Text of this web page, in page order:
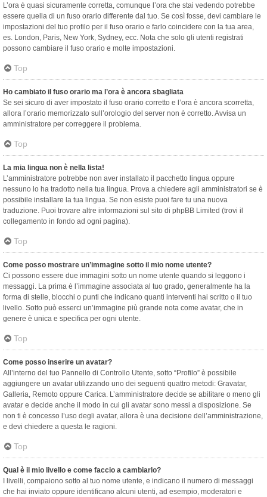
L’ora è quasi sicuramente corretta, comunque l’ora che stai vedendo potrebbe
essere quella di un fuso orario differente dal tuo. Se così fosse, devi cambiare le
impostazioni del tuo profilo per il fuso orario e farlo coincidere con la tua area,
es. London, Paris, New York, Sydney, ecc. Nota che solo gli utenti registrati
possono cambiare il fuso orario e molte impostazioni.
Top
Ho cambiato il fuso orario ma l’ora è ancora sbagliata
Se sei sicuro di aver impostato il fuso orario corretto e l’ora è ancora scorretta,
allora l’orario memorizzato sull’orologio del server non è corretto. Avvisa un
amministratore per correggere il problema.
Top
La mia lingua non è nella lista!
L’amministratore potrebbe non aver installato il pacchetto lingua oppure
nessuno lo ha tradotto nella tua lingua. Prova a chiedere agli amministratori se è
possibile installare la tua lingua. Se non esiste puoi fare tu una nuova
traduzione. Puoi trovare altre informazioni sul sito di phpBB Limited (trovi il
collegamento in fondo ad ogni pagina).
Top
Come posso mostrare un’immagine sotto il mio nome utente?
Ci possono essere due immagini sotto un nome utente quando si leggono i
messaggi. La prima è l’immagine associata al tuo grado, generalmente ha la
forma di stelle, blocchi o punti che indicano quanti interventi hai scritto o il tuo
livello. Sotto può esserci un’immagine più grande nota come avatar, che in
genere è unica e specifica per ogni utente.
Top
Come posso inserire un avatar?
All’interno del tuo Pannello di Controllo Utente, sotto “Profilo” è possibile
aggiungere un avatar utilizzando uno dei seguenti quattro metodi: Gravatar,
Galleria, Remoto oppure Carica. L’amministratore decide se abilitare o meno gli
avatar e decide anche il modo in cui gli avatar sono messi a disposizione. Se
non ti è concesso l’uso degli avatar, allora è una decisione dell’amministrazione,
e devi chiedere a questa le ragioni.
Top
Qual è il mio livello e come faccio a cambiarlo?
I livelli, compaiono sotto al tuo nome utente, e indicano il numero di messaggi
che hai inviato oppure identificano alcuni utenti, ad esempio, moderatori e